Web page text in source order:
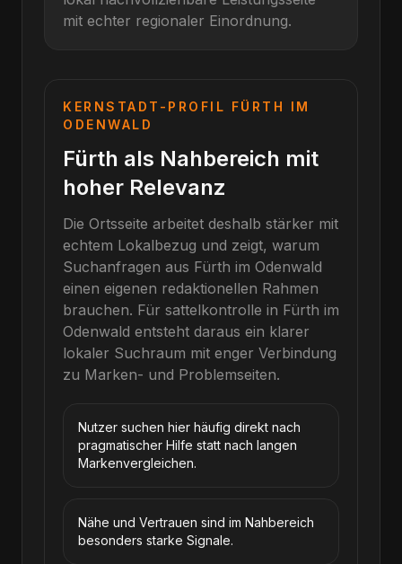
mit echter regionaler Einordnung.
KERNSTADT-PROFIL FÜRTH IM
ODENWALD
Fürth als Nahbereich mit
hoher Relevanz
Die Ortsseite arbeitet deshalb stärker mit
echtem Lokalbezug und zeigt, warum
Suchanfragen aus Fürth im Odenwald
einen eigenen redaktionellen Rahmen
brauchen. Für sattelkontrolle in Fürth im
Odenwald entsteht daraus ein klarer
lokaler Suchraum mit enger Verbindung
zu Marken- und Problemseiten.
Nutzer suchen hier häufig direkt nach
pragmatischer Hilfe statt nach langen
Markenvergleichen.
Nähe und Vertrauen sind im Nahbereich
besonders starke Signale.